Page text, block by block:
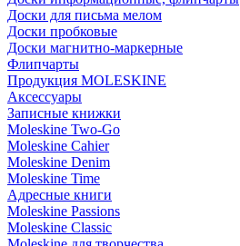
Доски для письма мелом
Доски пробковые
Доски магнитно-маркерные
Флипчарты
Продукция MOLESKINE
Аксессуары
Записные книжки
Moleskine Two-Go
Moleskine Cahier
Moleskine Denim
Moleskine Time
Адресные книги
Moleskine Passions
Moleskine Classic